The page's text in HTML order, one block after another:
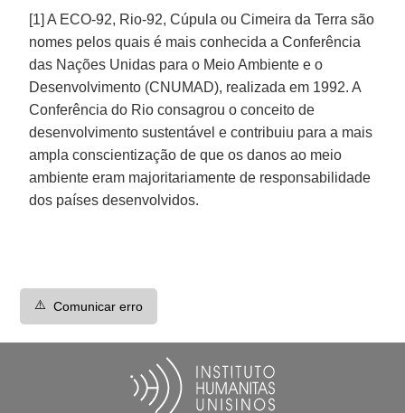
[1] A ECO-92, Rio-92, Cúpula ou Cimeira da Terra são
nomes pelos quais é mais conhecida a Conferência
das Nações Unidas para o Meio Ambiente e o
Desenvolvimento (CNUMAD), realizada em 1992. A
Conferência do Rio consagrou o conceito de
desenvolvimento sustentável e contribuiu para a mais
ampla conscientização de que os danos ao meio
ambiente eram majoritariamente de responsabilidade
dos países desenvolvidos.
⚠️ Comunicar erro